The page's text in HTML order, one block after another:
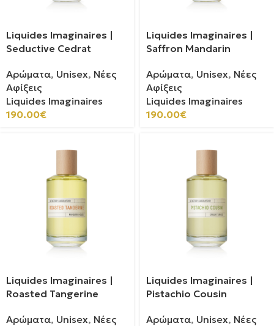
Liquides Imaginaires |
Seductive Cedrat
Αρώματα, Unisex, Νέες
Αφίξεις
Liquides Imaginaires
190.00€
Liquides Imaginaires |
Saffron Mandarin
Αρώματα, Unisex, Νέες
Αφίξεις
Liquides Imaginaires
190.00€
Liquides Imaginaires |
Roasted Tangerine
Αρώματα, Unisex, Νέες
Liquides Imaginaires |
Pistachio Cousin
Αρώματα, Unisex, Νέες